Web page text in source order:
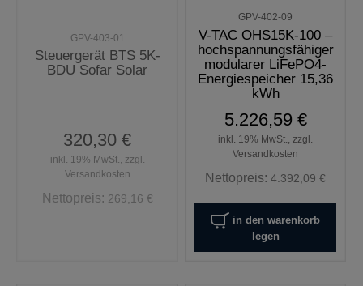
GPV-403-01
Steuergerät BTS 5K-
BDU Sofar Solar
320,30 €
inkl. 19% MwSt., zzgl.
Versandkosten
Nettopreis: 269,16 €
GPV-402-09
V-TAC OHS15K-100 –
hochspannungsfähiger
modularer LiFePO4-
Energiespeicher 15,36
kWh
5.226,59 €
inkl. 19% MwSt., zzgl.
Versandkosten
Nettopreis:4.392,09 €
in den warenkorb
legen